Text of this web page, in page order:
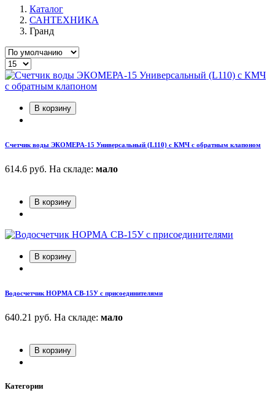
Каталог
САНТЕХНИКА
Гранд
В корзину
Счетчик воды ЭКОМЕРА-15 Универсальный (L110) с КМЧ с обратным клапоном
614.6 руб. На складе: мало
В корзину
В корзину
Водосчетчик НОРМА СВ-15У с присоединителями
640.21 руб. На складе: мало
В корзину
Категории